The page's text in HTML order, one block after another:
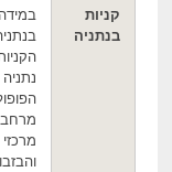
קניות
בנתניה